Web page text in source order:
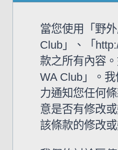
當您使用「野
Club」、「
款之所有內容
WA Club」。
力通知您任何
意是否有修改
該條款的修改或